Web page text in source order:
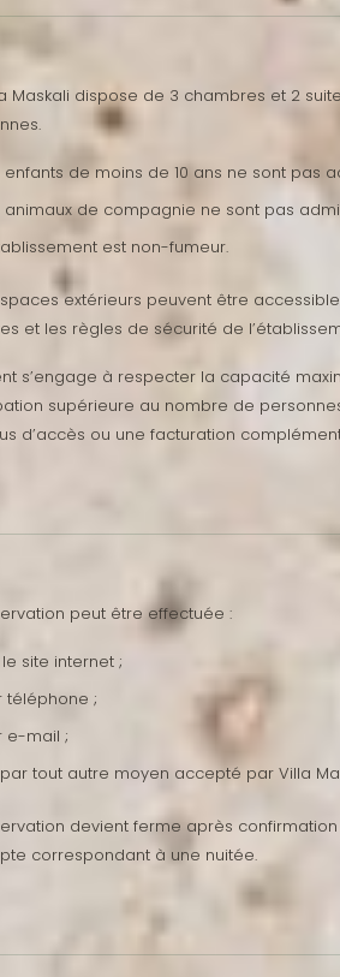
Maskali dispose de 3 chambres et 2
enfants de moins de 10 ans ne sont pas
animaux de compagnie ne sont pas
est non-fumeur.
extérieurs peuvent être
et les règles de sécurité de
s’engage à respecter la capacité
supérieure au nombre de
d’accès ou une facturation
peut être effectuée :
site internet ;
téléphone ;
e-mail ;
tout autre moyen accepté par Villa
devient ferme après
correspondant à une nuitée.